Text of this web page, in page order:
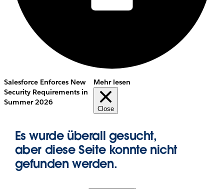
Salesforce Enforces New
Security Requirements in
Summer 2026
Mehr lesen
Close
Es wurde überall gesucht,
aber diese Seite konnte nicht
gefunden werden.